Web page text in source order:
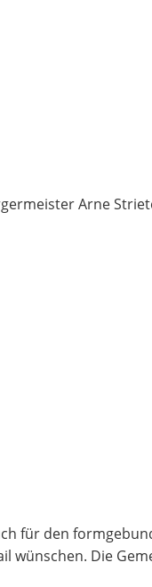
Arne
für den
wünschen. Die